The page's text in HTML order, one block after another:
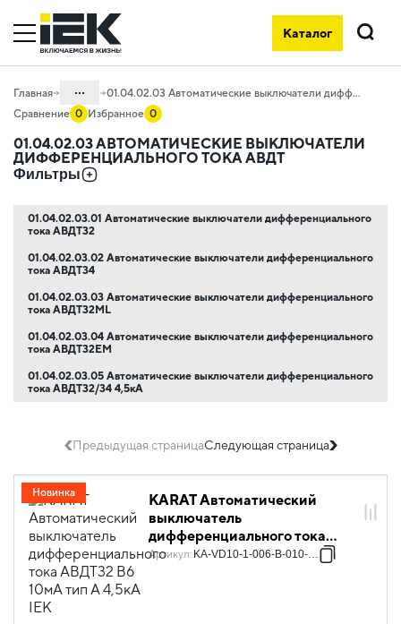
Каталог
Поиск
Главная ...
Каталог
01. Модульное оборудование
01.04.02 Устройства
дифференциальной защиты KARAT
01.04.02.03 Автоматические выключатели дифференциального тока АВДТ
Сравнение 0 Избранное 0
01.04.02.03 АВТОМАТИЧЕСКИЕ ВЫКЛЮЧАТЕЛИ
ДИФФЕРЕНЦИАЛЬНОГО ТОКА АВДТ
Фильтры
01.04.02.03.01 Автоматические выключатели дифференциального
тока АВДТ32
01.04.02.03.02 Автоматические выключатели дифференциального
тока АВДТ34
01.04.02.03.03 Автоматические выключатели дифференциального
тока АВДТ32ML
01.04.02.03.04 Автоматические выключатели дифференциального
тока АВДТ32EM
01.04.02.03.05 Автоматические выключатели дифференциального
тока АВДТ32/34 4,5кА
Предыдущая страницаСледующая страница
KARAT Автоматический
выключатель
дифференциального тока
АВДТ32 B6 10мА тип A 4,5кА
Артикул: KA-VD10-1-006-B-010-A-1
Новинка